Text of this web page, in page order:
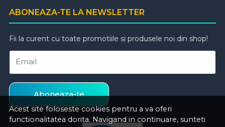
Acest site foloseste cookies pentru a va oferi
functionalitatea dorita. Navigand in continuare, sunteti
ABONEAZA-TE LA NEWSLETTER
Fii la curent cu toate promotiile si produsele noi din shop!
Email
Aboneaza-te